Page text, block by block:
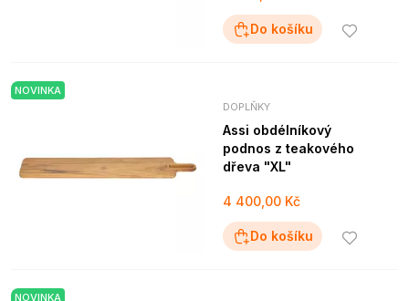
Do košíku
NOVINKA
DOPLŇKY
Assi obdélníkový
podnos z teakového
dřeva "XL"
4 400,00 Kč
Do košíku
NOVINKA